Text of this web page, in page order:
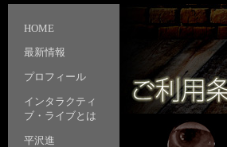
HOME
最新情報
プロフィール
インタラクティ
ブ・ライブとは
平沢進